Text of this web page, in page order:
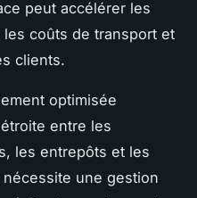
peut accélérer les
coûts de transport et
clients.
optimisée
entre les
les entrepôts et les
une gestion